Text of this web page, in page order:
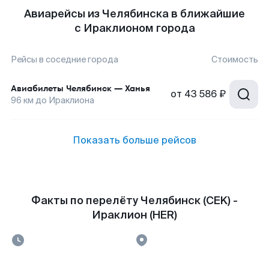
Авиарейсы из Челябинска в ближайшие
с Ираклионом города
Рейсы в соседние города Стоимость
Авиабилеты Челябинск — Ханья
96 км до Ираклиона от 43 586 ₽
Показать больше рейсов
Факты по перелёту Челябинск (CEK) -
Ираклион (HER)